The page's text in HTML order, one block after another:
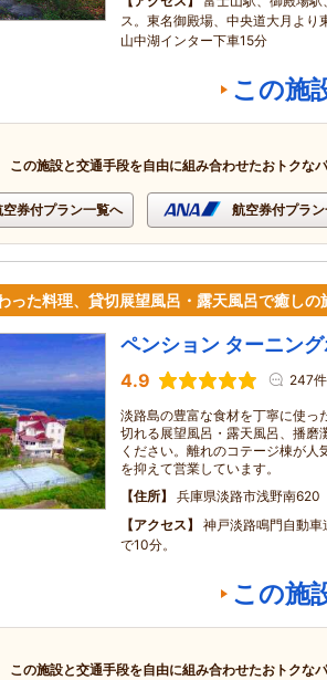
ス。東名御殿場、中央道大月より
山中湖インター下車15分
この施
この施設と交通手段を自由に組み合わせたおトクな
空券付プラン一覧へ 航空券付プラ
った料理、貸切展望風呂・露天風呂で癒しの
ペンション ターニン
4.9 247件
淡路島の豊富な食材を丁寧に使っ
切れる展望風呂・露天風呂、播磨
ください。離れのコテージ棟が人
を抑えて営業しています。
住所
兵庫県淡路市浅野南620
アクセス
神戸淡路鳴門自動
で10分。
この施
この施設と交通手段を自由に組み合わせたおトクな